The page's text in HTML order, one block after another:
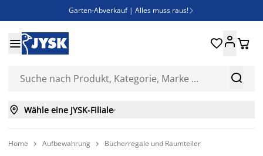
Garten-Abverkauf | Alles muss raus! 
Bist du Unternehmer? Entdecke JYSK-B2B
Esszimmerstuhl ADSLEV um nur 40€


 
 Wähle eine JYSK-Filiale
Home  Aufbewahrung  Bücherregale und Raumteiler